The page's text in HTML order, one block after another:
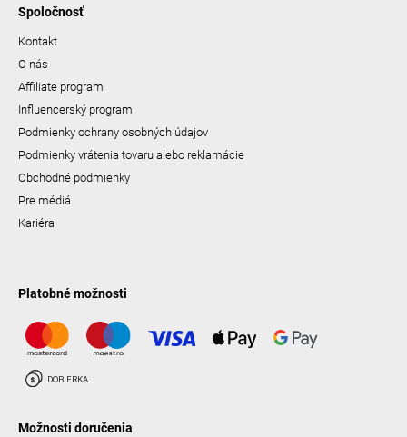
Spoločnosť
Kontakt
O nás
Affiliate program
Influencerský program
Podmienky ochrany osobných údajov
Podmienky vrátenia tovaru alebo reklamácie
Obchodné podmienky
Pre médiá
Kariéra
Platobné možnosti
Možnosti doručenia